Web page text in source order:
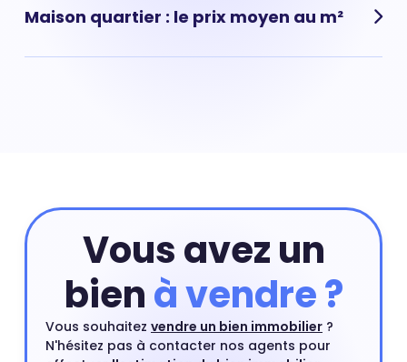
Maison quartier : le prix moyen au m²
Vous avez un
bienà vendre ?
Vous souhaitez vendre un bien immobilier ?
N'hésitez pas à contacter nos agents pour